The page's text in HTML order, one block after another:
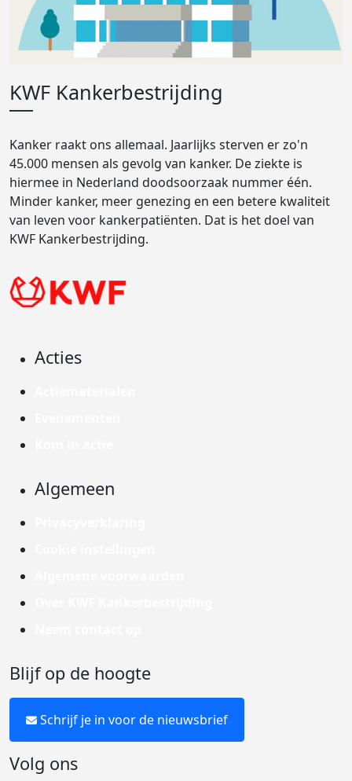
KWF Kankerbestrijding
Kanker raakt ons allemaal. Jaarlijks sterven er zo'n
45.000 mensen als gevolg van kanker. De ziekte is
hiermee in Nederland doodsoorzaak nummer één.
Minder kanker, meer genezing en een betere kwaliteit
van leven voor kankerpatiënten. Dat is het doel van
KWF Kankerbestrijding.
Acties
Algemeen
Blijf op de hoogte
Schrijf je in voor de nieuwsbrief
Volg ons